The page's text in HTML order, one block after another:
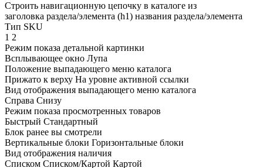
Строить навигационную цепочку в каталоге из
заголовка раздела/элемента (h1) названия раздела/элемента
Тип SKU
1 2
Режим показа детальной картинки
Всплывающее окно Лупа
Положение выпадающего меню каталога
Прижато к верху На уровне активной ссылки
Вид отображения выпадающего меню каталога
Справа Снизу
Режим показа просмотренных товаров
Быстрый Стандартный
Блок ранее вы смотрели
Вертикальные блоки Горизонтальные блоки
Вид отображения наличия
Списком Списком/Картой Картой